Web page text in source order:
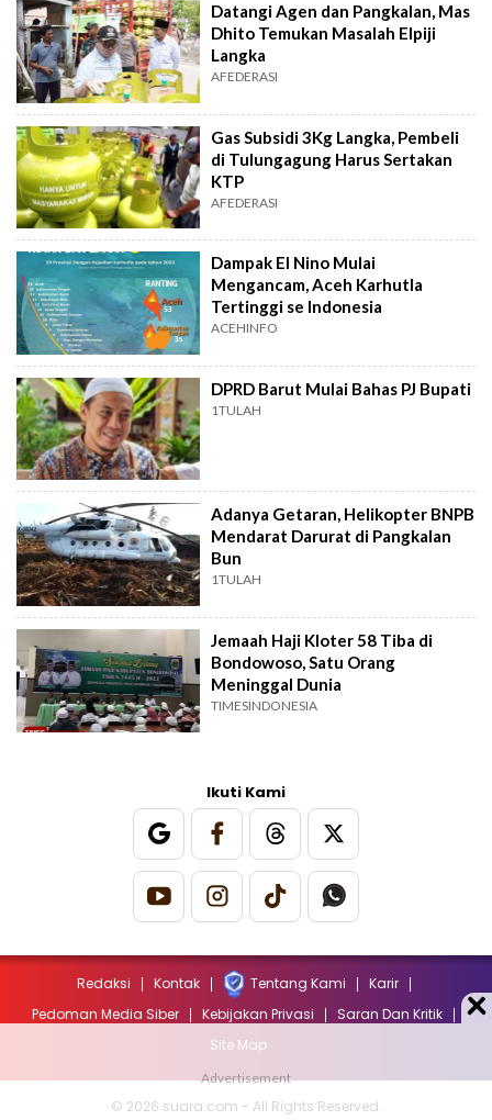
Datangi Agen dan Pangkalan, Mas
Dhito Temukan Masalah Elpiji
Langka
AFEDERASI
Gas Subsidi 3Kg Langka, Pembeli
di Tulungagung Harus Sertakan
KTP
AFEDERASI
Dampak El Nino Mulai
Mengancam, Aceh Karhutla
Tertinggi se Indonesia
ACEHINFO
DPRD Barut Mulai Bahas PJ Bupati
1TULAH
Adanya Getaran, Helikopter BNPB
Mendarat Darurat di Pangkalan
Bun
1TULAH
Jemaah Haji Kloter 58 Tiba di
Bondowoso, Satu Orang
Meninggal Dunia
TIMESINDONESIA
Ikuti Kami
Redaksi Kontak Tentang Kami
Karir
Pedoman Media Siber
Kebijakan Privasi
Saran Dan Kritik
Site Map
© 2026 suara.com - All Rights Reserved.